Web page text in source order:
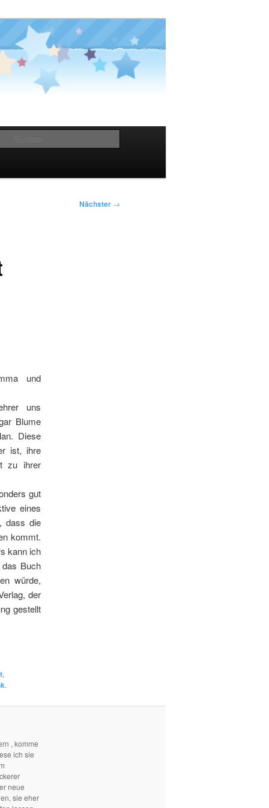
Nächster →
und
uns
Blume
Diese
ist, ihre
zu ihrer
gut
eines
dass die
kommt.
kann ich
Buch
würde,
der
gestellt
,
.
, komme
ich sie
neue
sie eher